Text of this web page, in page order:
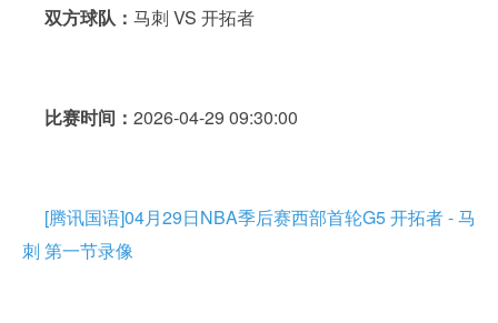
双方球队： 马刺 VS 开拓者
比赛时间： 2026-04-29 09:30:00
[腾讯国语]04月29日NBA季后赛西部首轮G5 开拓者 - 马
刺 第一节录像